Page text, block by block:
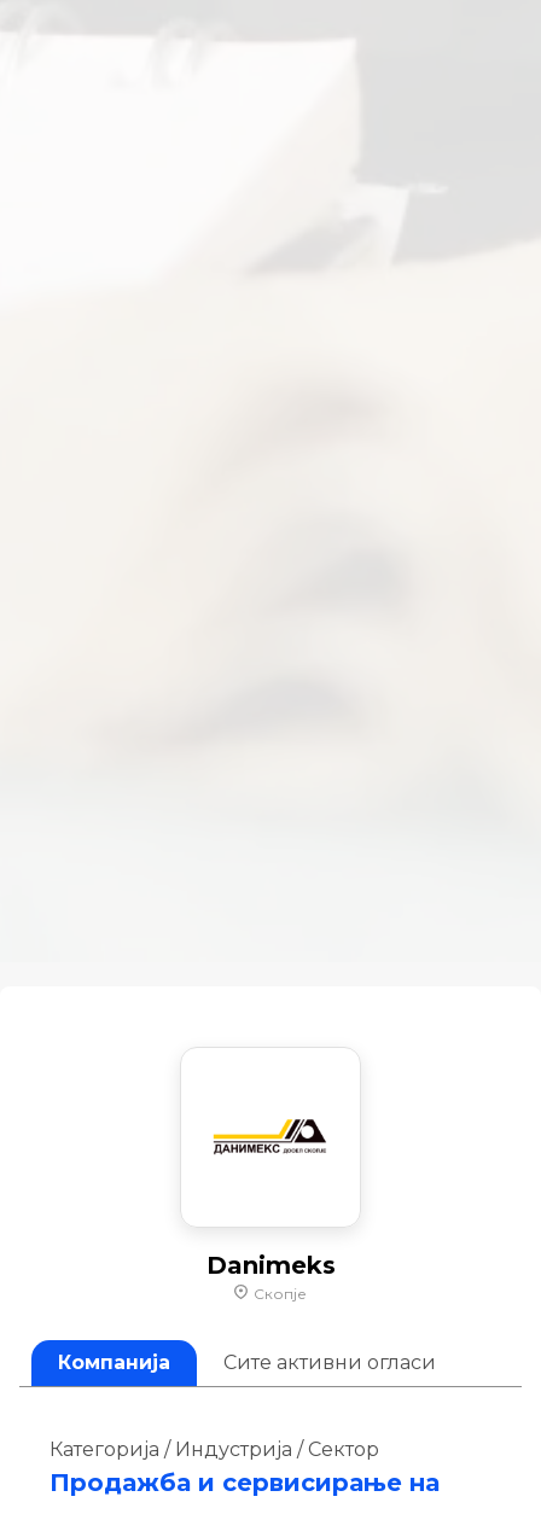
Danimeks
Скопје
Компанија Сите активни огласи
Категорија / Индустрија / Сектор
Продажба и сервисирање на